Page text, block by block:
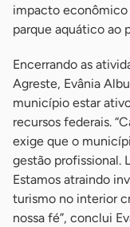
impacto econômico
parque aquático ao
Encerrando as
Agreste, Evânia
município estar
recursos federais.
exige que o
gestão profissional.
Estamos atraindo
turismo no interior
nossa fé”, conclui